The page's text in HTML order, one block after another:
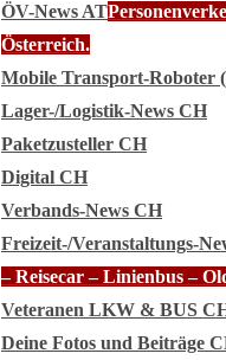
ÖV-News AT
Österreich.
Mobile Transport-Roboter
Lager-/Logistik-News CH
Paketzusteller CH
Digital CH
Verbands-News CH
Freizeit-/Veranstaltungs-
– Reisecar – Linienbus –
Veteranen LKW & BUS
Deine Fotos und Beiträge